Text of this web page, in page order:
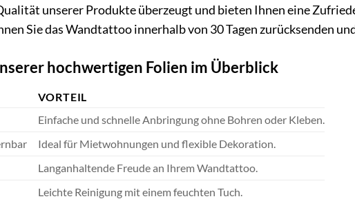
unserer Produkte überzeugt und bieten Ihnen eine
Sie das Wandtattoo innerhalb von 30 Tagen zurücksenden
hochwertigen Folien im Überblick
VORTEIL
Einfache und schnelle Anbringung ohne Bohren oder Kleben.
Ideal für Mietwohnungen und flexible Dekoration.
Langanhaltende Freude an Ihrem Wandtattoo.
Leichte Reinigung mit einem feuchten Tuch.